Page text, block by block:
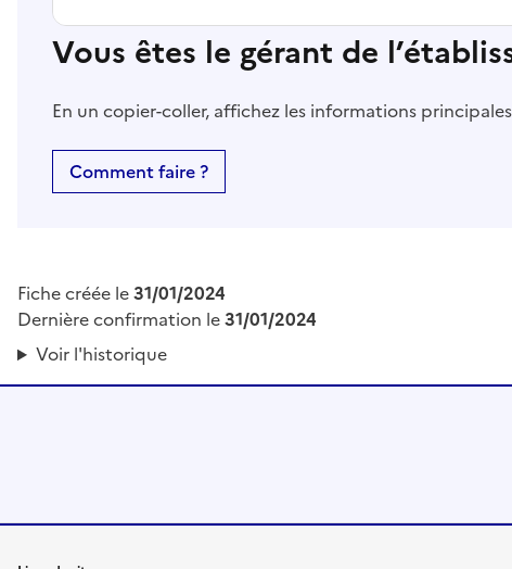
Vous êtes le gérant de
En un copier-coller, affichez les informations
Comment faire ?
Fiche créée le31/01/2024
Dernière confirmation le31/01/2024
Voir l'historique